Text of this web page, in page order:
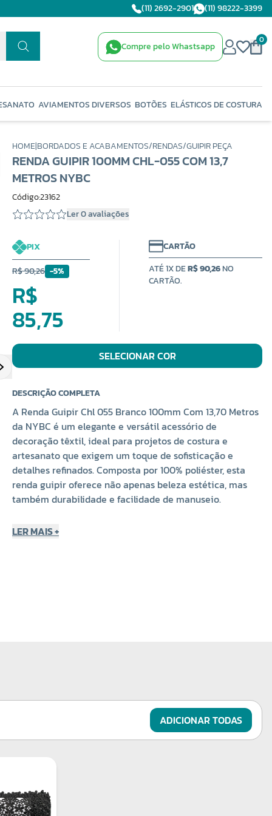
(11) 2692-2901 (11) 98222-3399
Compre pelo Whastsapp
0
AVIAMENTOS DIVERSOS BOTÕES ELÁSTICOS DE COSTURA
HOME|BORDADOS E ACABAMENTOS/RENDAS/GUIPIR PEÇA
RENDA GUIPIR 100MM CHL-055 COM 13,7
METROS NYBC
Código:23162
Ler 0 avaliações
PIX
R$ 90,26 -5%
R$
85,75
CARTÃO
ATÉ 1X DER$ 90,26NO
CARTÃO.
SELECIONAR COR
DESCRIÇÃO COMPLETA
A Renda Guipir Chl 055 Branco 100mm Com 13,70 Metros
da NYBC é um elegante e versátil acessório de
decoração têxtil, ideal para projetos de costura e
artesanato que exigem um toque de sofisticação e
detalhes refinados. Composta por 100% poliéster, esta
renda guipir oferece não apenas beleza estética, mas
também durabilidade e facilidade de manuseio.
Composição e Características
Moda e Vestuário: Utilize esta renda guipir para
adicionar detalhes elegantes e textura a peças de
vestuário, como vestidos de noiva, saias, blusas e
casa, como almofadas, cortinas e colchas, incorporando
a renda guipir em detalhes ou como apliques. Ela
LER MAIS +
ADICIONAR TODAS